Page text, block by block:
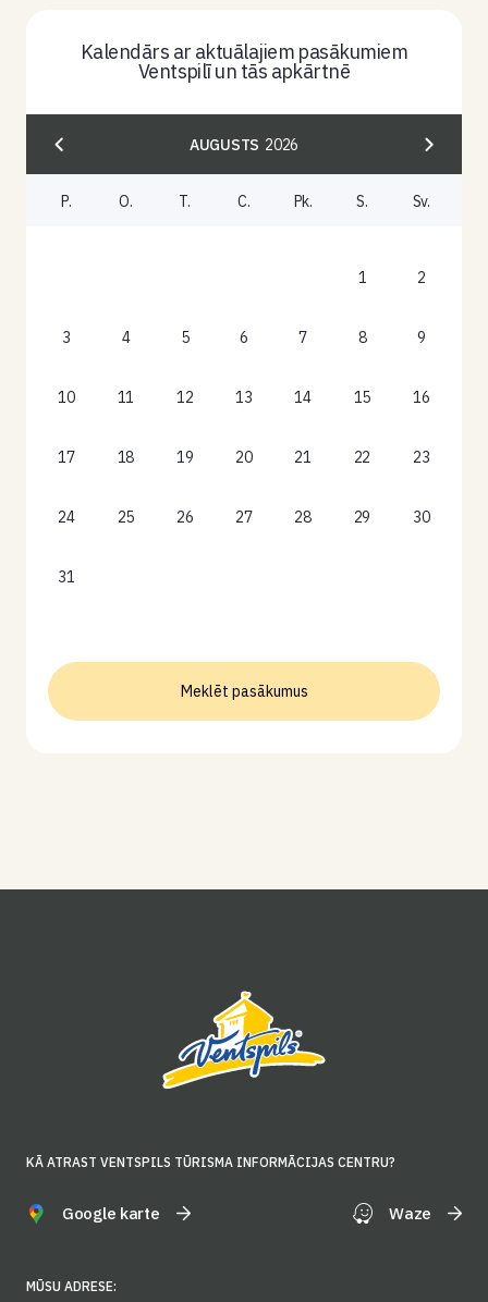
Kalendārs ar aktuālajiem pasākumiem
Ventspilī un tās apkārtnē
AUGUSTS 2026
P. O. T. C. Pk. S. Sv.
1 2
3 4 5 6 7 8 9
10 11 12 13 14 15 16
17 18 19 20 21 22 23
24 25 26 27 28 29 30
31
Meklēt pasākumus
KĀ ATRAST VENTSPILS TŪRISMA INFORMĀCIJAS CENTRU?
Google karte Waze
MŪSU ADRESE: